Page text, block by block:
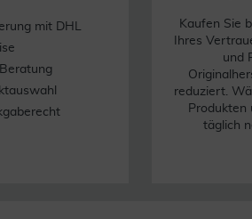
mit DHL
Kaufen Sie
Ihres
und
reduziert.
Produkten
täglich